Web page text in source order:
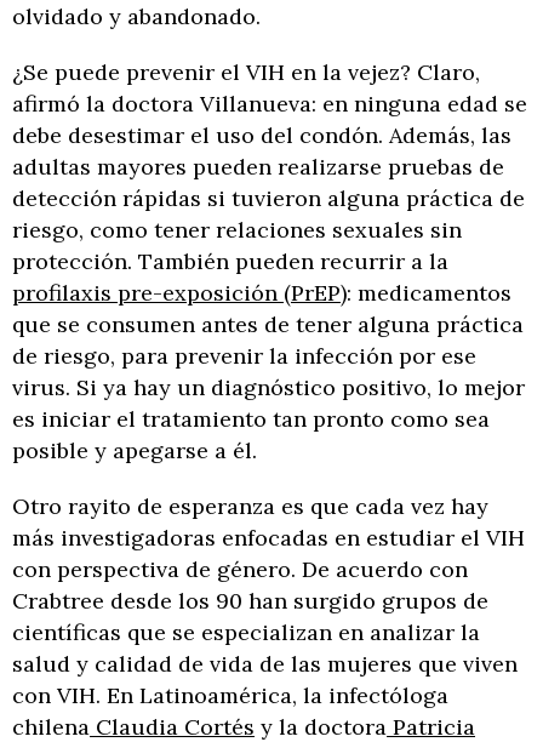
olvidado y abandonado.
¿Se puede prevenir el VIH en la vejez? Claro,
afirmó la doctora Villanueva: en ninguna edad se
debe desestimar el uso del condón. Además, las
adultas mayores pueden realizarse pruebas de
detección rápidas si tuvieron alguna práctica de
riesgo, como tener relaciones sexuales sin
protección. También pueden recurrir a la
profilaxis pre-exposición (PrEP): medicamentos
que se consumen antes de tener alguna práctica
de riesgo, para prevenir la infección por ese
virus. Si ya hay un diagnóstico positivo, lo mejor
es iniciar el tratamiento tan pronto como sea
posible y apegarse a él.
Otro rayito de esperanza es que cada vez hay
más investigadoras enfocadas en estudiar el VIH
con perspectiva de género. De acuerdo con
Crabtree desde los 90 han surgido grupos de
científicas que se especializan en analizar la
salud y calidad de vida de las mujeres que viven
con VIH. En Latinoamérica, la infectóloga
chilena Claudia Cortés y la doctora Patricia